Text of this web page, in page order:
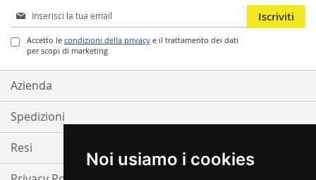
Noi usiamo i cookies
Iscriviti
alla
nostra
Newsletter:
Accetto le condizioni della privacy e il trattamento dei dati
per scopi di marketing
Iscriviti
Azienda
Spedizioni
Resi